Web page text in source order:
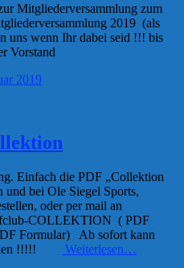
Mitgliederversammlung zum
2019 (als
uns wenn Ihr dabei seid !!! bis
Vorstand
2019
Einfach die PDF „Collektion
und bei Ole Siegel Sports,
oder per mail an
COLLEKTION ( PDF
Formular) Ab sofort kann
!!!!!
Weiterlesen…